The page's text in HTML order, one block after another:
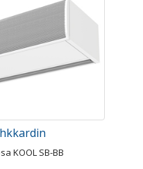
KOOL SB-BB